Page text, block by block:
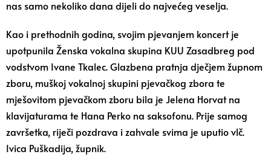
nas samo nekoliko dana dijeli do najvećeg veselja.
Kao i prethodnih godina, svojim pjevanjem koncert je
upotpunila Ženska vokalna skupina KUU Zasadbreg pod
vodstvom Ivane Tkalec. Glazbena pratnja dječjem župnom
zboru, muškoj vokalnoj skupini pjevačkog zbora te
mješovitom pjevačkom zboru bila je Jelena Horvat na
klavijaturama te Hana Perko na saksofonu. Prije samog
završetka, riječi pozdrava i zahvale svima je uputio vlč.
Ivica Puškadija, župnik.